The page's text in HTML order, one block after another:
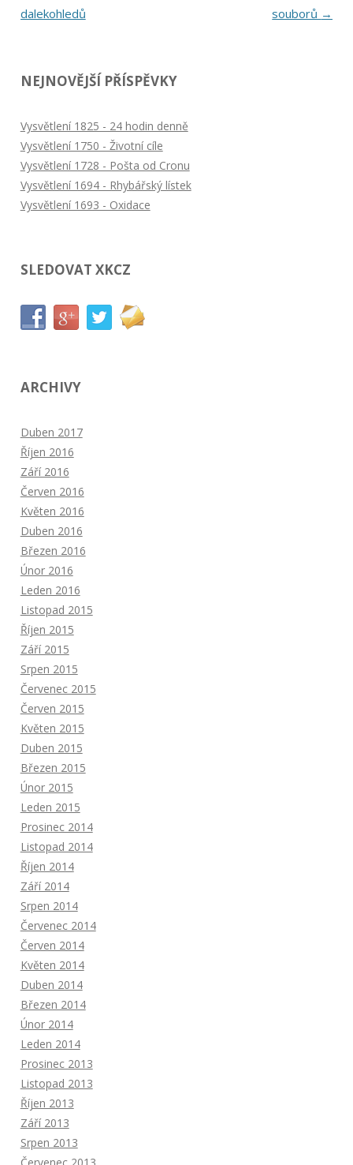
pro
dalekohledů
souborů →
NEJNOVĚJŠÍ PŘÍSPĚVKY
Vysvětlení 1825 - 24 hodin denně
Vysvětlení 1750 - Životní cíle
Vysvětlení 1728 - Pošta od Cronu
Vysvětlení 1694 - Rhybářský lístek
Vysvětlení 1693 - Oxidace
SLEDOVAT XKCZ
ARCHIVY
Duben 2017
Říjen 2016
Září 2016
Červen 2016
Květen 2016
Duben 2016
Březen 2016
Únor 2016
Leden 2016
Listopad 2015
Říjen 2015
Září 2015
Srpen 2015
Červenec 2015
Červen 2015
Květen 2015
Duben 2015
Březen 2015
Únor 2015
Leden 2015
Prosinec 2014
Listopad 2014
Říjen 2014
Září 2014
Srpen 2014
Červenec 2014
Červen 2014
Květen 2014
Duben 2014
Březen 2014
Únor 2014
Leden 2014
Prosinec 2013
Listopad 2013
Říjen 2013
Září 2013
Srpen 2013